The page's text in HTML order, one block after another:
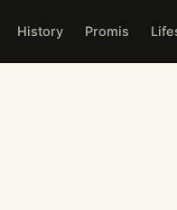
History Promis